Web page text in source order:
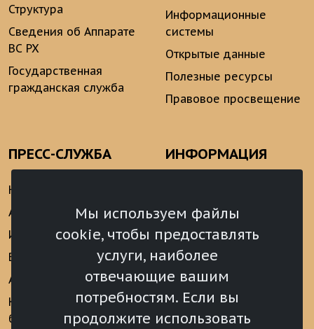
Мы используем файлы
cookie, чтобы предоставлять
услуги, наиболее
отвечающие вашим
потребностям. Если вы
продолжите использовать
Структура
Сведения об Аппарате
ВС РХ
Государственная
гражданская служба
Информационные
системы
Открытые данные
Полезные ресурсы
Правовое просвещение
ПРЕСС-СЛУЖБА
Новости
Анонсы
Интервью
Видеоматериалы
Аккредитация
Конкурс «Хрустальный
барс»
ИНФОРМАЦИЯ
аналитические
материалы
Реализация Послания
Президента РФ
Федеральному
Собранию РФ
Местное